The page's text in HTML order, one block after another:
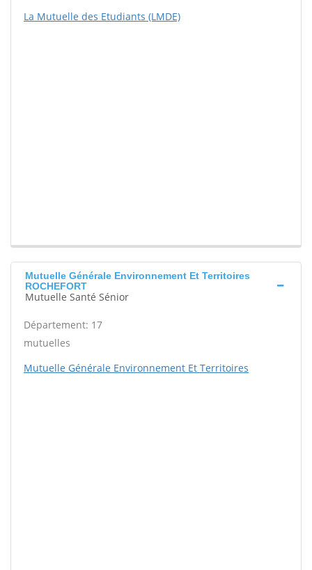
La Mutuelle des Etudiants (LMDE)
Mutuelle Générale Environnement Et Territoires
ROCHEFORT
Mutuelle Santé Sénior
Département: 17
mutuelles
Mutuelle Générale Environnement Et Territoires